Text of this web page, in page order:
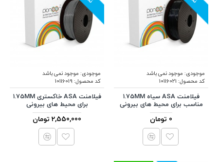
موجودی: موجود نمی باشد
کد محصول: 10116021
فیلامنت ASA سیاه 1.75MM
مناسب برای محیط های بیرونی
0 تومان
موجودی: موجود نمی باشد
کد محصول: 10116019
فیلامنت ASA خاکستری 1.75MM
برای محیط های بیرونی
2,550,000 تومان